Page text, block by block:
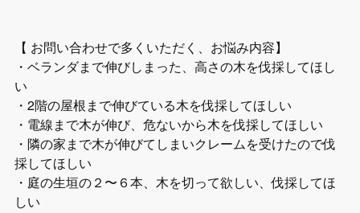
【 お問い合わせで多くいただく、お悩み内容】
・ベランダまで伸びしまった、高さの木を伐採してほし
い
・2階の屋根まで伸びている木を伐採してほしい
・電線まで木が伸び、危ないから木を伐採してほしい
・隣の家まで木が伸びてしまいクレームを受けたので伐
採してほしい
・庭の生垣の２〜６本、木を切って欲しい、伐採してほ
しい